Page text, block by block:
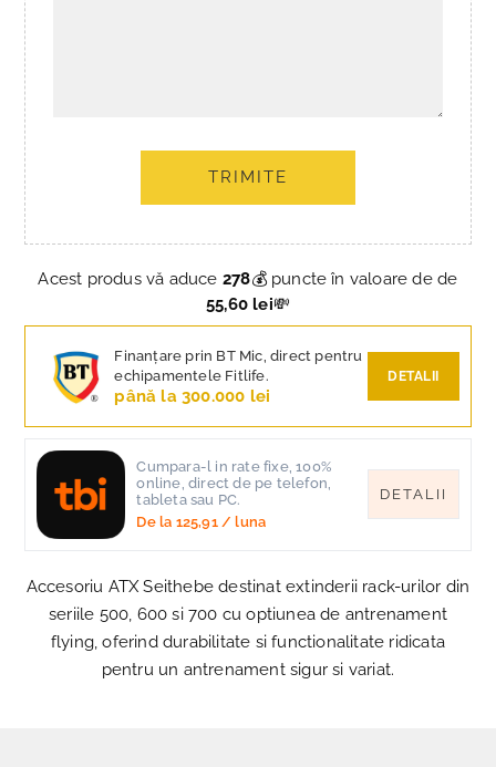
TRIMITE
Acest produs vă aduce 278💰 puncte în valoare de de
55,60 lei💸
Finanțare prin BT Mic, direct pentru
echipamentele Fitlife.
până la 300.000 lei
DETALII
Cumpara-l in rate fixe, 100%
online, direct de pe telefon,
tableta sau PC.
De la 125,91/ luna
DETALII
Accesoriu ATX Seithebe destinat extinderii rack-urilor din
seriile 500, 600 si 700 cu optiunea de antrenament
flying, oferind durabilitate si functionalitate ridicata
pentru un antrenament sigur si variat.